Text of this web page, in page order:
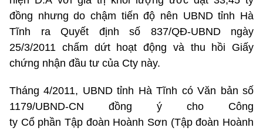
đồng nhưng do chậm tiến độ nên UBND tỉnh Hà
Tĩnh ra Quyết định số 837/QĐ-UBND ngày
25/3/2011 chấm dứt hoạt động và thu hồi Giấy
chứng nhận đầu tư của Cty này.
Tháng 4/2011, UBND tỉnh Hà Tĩnh có Văn bản số
1179/UBND-CN đồng ý cho Công
ty Cổ phần Tập đoàn Hoành Sơn (Tập đoàn Hoành